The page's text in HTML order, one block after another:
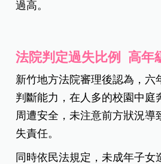
過高。
法院判定過失比例 高年
新竹地方法院審理後認為，六
判斷能力，在人多的校園中庭
周遭安全，未注意前方狀況導
失責任。
同時依民法規定，未成年子女